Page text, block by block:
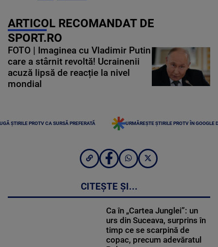
ARTICOL RECOMANDAT DE
SPORT.RO
FOTO | Imaginea cu Vladimir Putin
care a stârnit revoltă! Ucrainenii
acuză lipsă de reacție la nivel
mondial
ȘTIRILE PROTV CA SURSĂ PREFERATĂ URMĂREȘTE ȘTIRILE PROTV ÎN GOOGLE
CITEȘTE ȘI...
Ca în „Cartea Junglei”: un
urs din Suceava, surprins în
timp ce se scarpină de
copac, precum adevăratul